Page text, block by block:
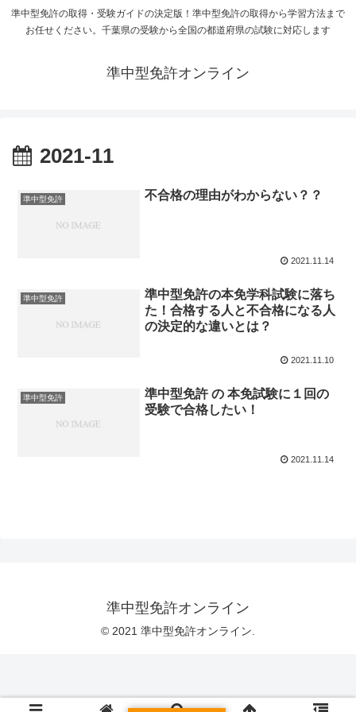
準中型免許の取得・受験ガイドの決定版！準中型免許の取得から学習方法まで
お任せください。千葉県の受験から全国の都道府県の試験に対応します
準中型免許オンライン
2021-11
準中型免許 不合格の理由がわからない？？
2021.11.14
準中型免許
準中型免許の本免学科試験に落ち
た！合格する人と不合格になる人
の決定的な違いとは？
2021.11.10
準中型免許
準中型免許 の 本免試験に１回の
受験で合格したい！
2021.11.14
準中型免許オンライン
© 2021 準中型免許オンライン.